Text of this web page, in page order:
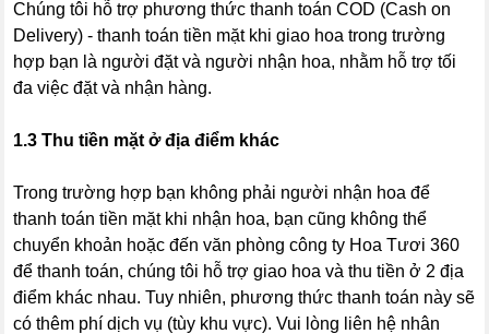
Chúng tôi hỗ trợ phương thức thanh toán COD (Cash on
Delivery) - thanh toán tiền mặt khi giao hoa trong trường
hợp bạn là người đặt và người nhận hoa, nhằm hỗ trợ tối
đa việc đặt và nhận hàng.
1.3 Thu tiền mặt ở địa điểm khác
Trong trường hợp bạn không phải người nhận hoa để
thanh toán tiền mặt khi nhận hoa, bạn cũng không thể
chuyển khoản hoặc đến văn phòng công ty Hoa Tươi 360
để thanh toán, chúng tôi hỗ trợ giao hoa và thu tiền ở 2 địa
điểm khác nhau. Tuy nhiên, phương thức thanh toán này sẽ
có thêm phí dịch vụ (tùy khu vực). Vui lòng liên hệ nhân